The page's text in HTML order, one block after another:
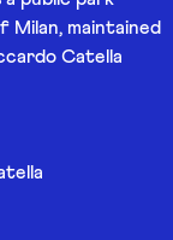
maintained
Catella